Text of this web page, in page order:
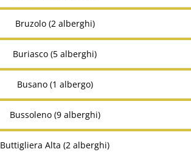
Bruzolo (2 alberghi)
Buriasco (5 alberghi)
Busano (1 albergo)
Bussoleno (9 alberghi)
Buttigliera Alta (2 alberghi)